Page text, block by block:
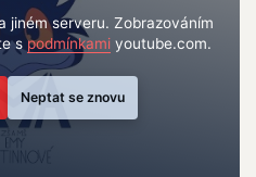
jiném serveru. Zobrazováním
spodmínkamiyoutube.com.
Neptat se znovu